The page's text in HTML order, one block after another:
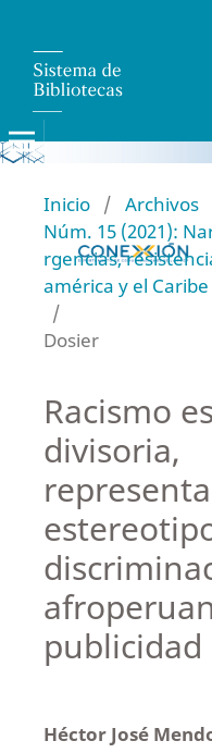
Inicio / Archivos
Núm. 15 (2021):
rgencias,
américa y el Caribe
/
Dosier
Racismo
divisoria,
publicidad
Héctor José